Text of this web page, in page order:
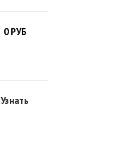
0 РУБ
Узнать